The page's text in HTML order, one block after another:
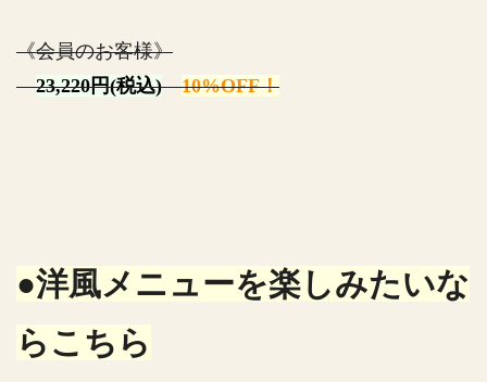
《会員のお客様》
23,220円(税込)
10%OFF！
●洋風メニューを楽しみたいな
らこちら